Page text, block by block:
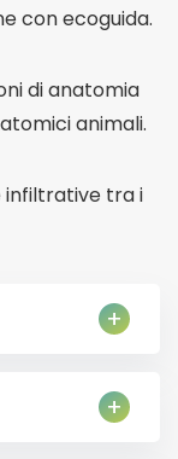
con ecoguida.
di anatomia
animali.
infiltrative tra i